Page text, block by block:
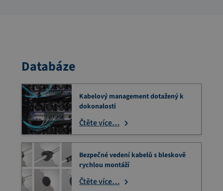
Databáze
Kabelový management dotažený k
dokonalosti
Čtěte více…
Bezpečné vedení kabelů s bleskově
rychlou montáží
Čtěte více…